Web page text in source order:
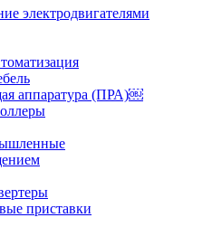
электродвигателями
аппаратура (ПРА)￼
приставки